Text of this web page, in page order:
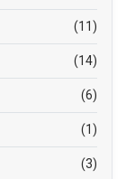
(11)
(14)
(6)
(1)
(3)